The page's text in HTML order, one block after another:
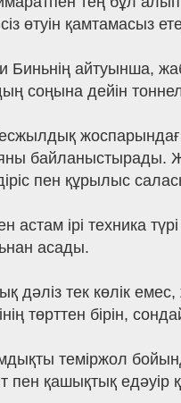
өтуін қамтамасыз
Биньнің айтуынша,
соңына дейін
жоспарындағы
пен құрылыс
астам ірі техника
асады.
дәліз тек көлік
төрттен бірін,
теміржол
пен қашықтық едәуір